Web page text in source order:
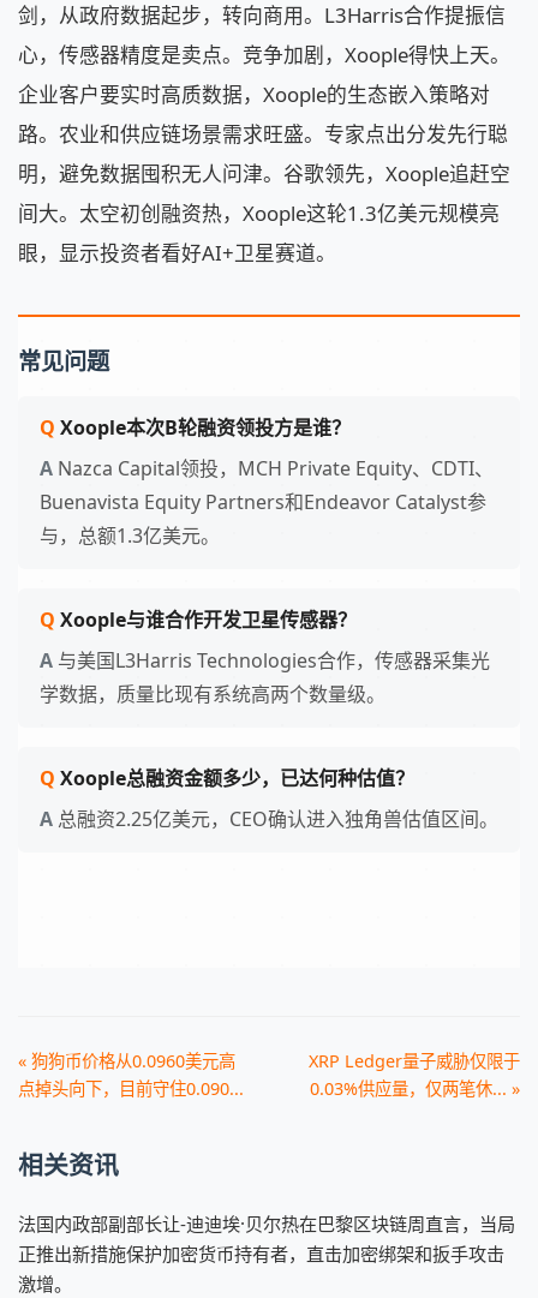
剑，从政府数据起步，转向商用。L3Harris合作提振信
心，传感器精度是卖点。竞争加剧，Xoople得快上天。
企业客户要实时高质数据，Xoople的生态嵌入策略对
路。农业和供应链场景需求旺盛。专家点出分发先行聪
明，避免数据囤积无人问津。谷歌领先，Xoople追赶空
间大。太空初创融资热，Xoople这轮1.3亿美元规模亮
眼，显示投资者看好AI+卫星赛道。
常见问题
Xoople本次B轮融资领投方是谁？
Nazca Capital领投，MCH Private Equity、CDTI、
Buenavista Equity Partners和Endeavor Catalyst参
与，总额1.3亿美元。
Xoople与谁合作开发卫星传感器？
与美国L3Harris Technologies合作，传感器采集光
学数据，质量比现有系统高两个数量级。
Xoople总融资金额多少，已达何种估值？
总融资2.25亿美元，CEO确认进入独角兽估值区间。
« 狗狗币价格从0.0960美元高
点掉头向下，目前守住0.090...
XRP Ledger量子威胁仅限于
0.03%供应量，仅两笔休... »
相关资讯
法国内政部副部长让-迪迪埃·贝尔热在巴黎区块链周直言，当局
正推出新措施保护加密货币持有者，直击加密绑架和扳手攻击
激增。